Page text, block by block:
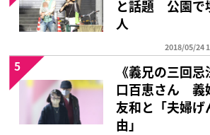
と話題 公園で
人
2018/05/24
《義兄の三回
口百恵さん 義
友和と「夫婦
由」
5